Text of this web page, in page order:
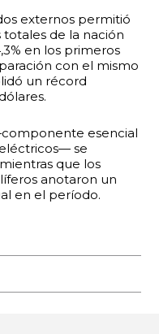
externos permitió
de la nación
en los primeros
con el mismo
un récord
esencial
se
que los
anotaron un
en el período.